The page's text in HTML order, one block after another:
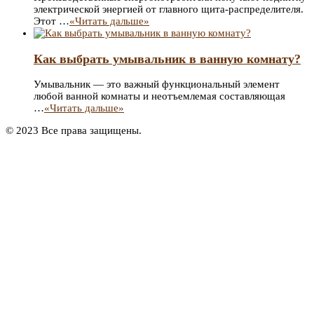
электрической энергией от главного щита-распределителя.
Этот …«Читать дальше»
Как выбрать умывальник в ванную комнату?
Умывальник — это важный функциональный элемент
любой ванной комнаты и неотъемлемая составляющая
…«Читать дальше»
© 2023 Все права защищены.